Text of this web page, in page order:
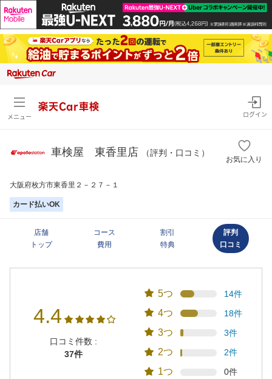
メニュー
楽天Car車検
ログイン
車検屋 東香里店 （評判・口コミ）
お気に入り
大阪府枚方市東香里２－２７－１
カード払いOK
店舗
トップ
コース
費用
割引
特典
評判
口コミ
4.4
口コミ件数 :
37件
5つ 14件
4つ 18件
3つ 3件
2つ 2件
1つ 0件